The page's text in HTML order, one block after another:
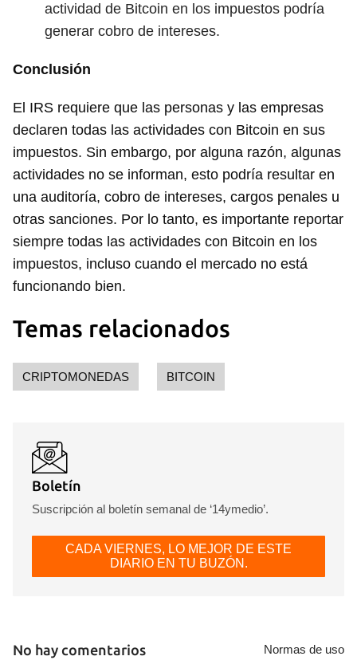
actividad de Bitcoin en los impuestos podría
generar cobro de intereses.
Conclusión
El IRS requiere que las personas y las empresas
declaren todas las actividades con Bitcoin en sus
impuestos. Sin embargo, por alguna razón, algunas
actividades no se informan, esto podría resultar en
una auditoría, cobro de intereses, cargos penales u
otras sanciones. Por lo tanto, es importante reportar
siempre todas las actividades con Bitcoin en los
impuestos, incluso cuando el mercado no está
funcionando bien.
Temas relacionados
CRIPTOMONEDAS BITCOIN
Boletín
Suscripción al boletín semanal de ‘14ymedio’.
CADA VIERNES, LO MEJOR DE ESTE
DIARIO EN TU BUZÓN.
No hay comentarios Normas de uso